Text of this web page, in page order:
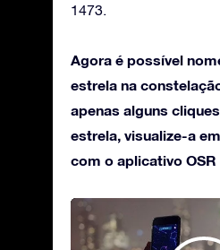
1473.
Agora é possível
estrela na
apenas alguns
estrela, visualize-a
com o aplicativo OSR